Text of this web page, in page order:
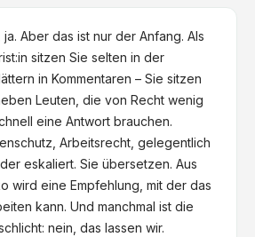
Aber das ist nur der Anfang. Als
sitzen Sie selten in der
in Kommentaren – Sie sitzen
Leuten, die von Recht wenig
eine Antwort brauchen.
Arbeitsrecht, gelegentlich
eskaliert. Sie übersetzen. Aus
wird eine Empfehlung, mit der das
kann. Und manchmal ist die
nein, das lassen wir.